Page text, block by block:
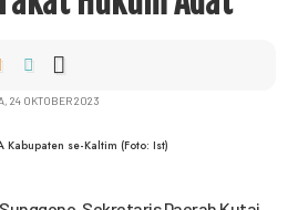
24 OKTOBER 2023
Kabupaten se-Kaltim (Foto: Ist)